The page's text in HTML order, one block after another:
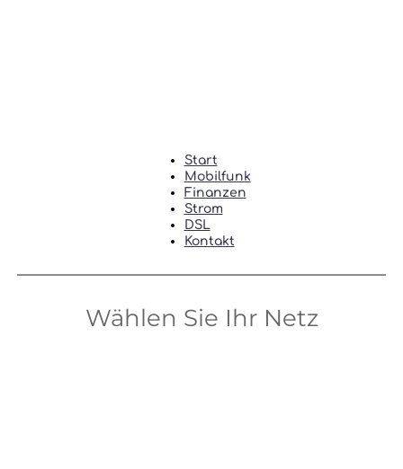
Start
Mobilfunk
Finanzen
Strom
DSL
Kontakt
Wählen Sie Ihr Netz